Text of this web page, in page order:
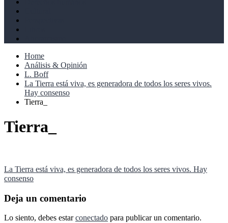
Home
Análisis & Opinión
L. Boff
La Tierra está viva, es generadora de todos los seres vivos.
Hay consenso
Tierra_
Tierra_
Navegación
de
entradas
La Tierra está viva, es generadora de todos los seres vivos. Hay
consenso
Deja un comentario
Lo siento, debes estarconectado para publicar un comentario.